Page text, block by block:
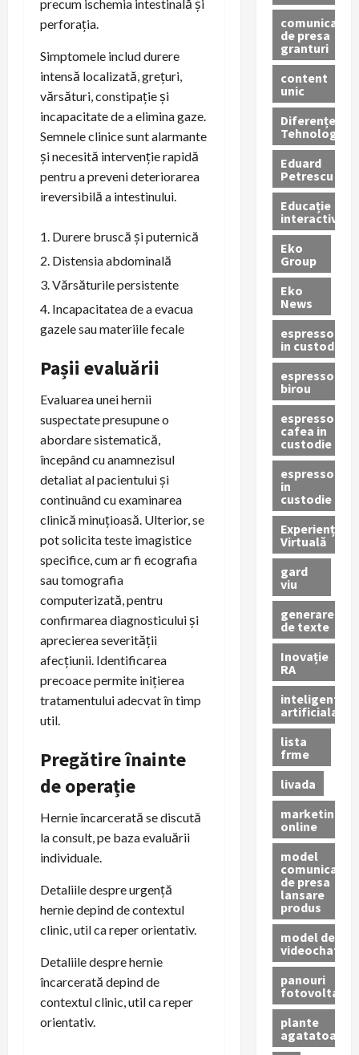
precum ischemia intestinală și
perforația.
Simptomele includ durere
intensă localizată, grețuri,
vărsături, constipație și
incapacitate de a elimina gaze.
Semnele clinice sunt alarmante
și necesită intervenție rapidă
pentru a preveni deteriorarea
ireversibilă a intestinului.
Durere bruscă și puternică
Distensia abdominală
Vărsăturile persistente
Incapacitatea de a evacua
gazele sau materiile fecale
Pașii evaluării
Evaluarea unei hernii
suspectate presupune o
abordare sistematică,
începând cu anamnezisul
detaliat al pacientului și
continuând cu examinarea
clinică minuțioasă. Ulterior, se
pot solicita teste imagistice
specifice, cum ar fi ecografia
sau tomografia
computerizată, pentru
confirmarea diagnosticului și
aprecierea severității
afecțiunii. Identificarea
precoace permite inițierea
tratamentului adecvat în timp
util.
Pregătire înainte
de operație
Hernie încarcerată se discută
la consult, pe baza evaluării
individuale.
Detaliile despre urgență
hernie depind de contextul
clinic, util ca reper orientativ.
Detaliile despre hernie
încarcerată depind de
contextul clinic, util ca reper
orientativ.
comunicate
de presa
granturi
content
unic
Diferențe
Tehnologice
Eduard
Petrescu
Educație
interactivă
Eko
Group
Eko
News
espressoare
in custodie
espressor
birou
espressor
cafea in
custodie
espressor
in
custodie
Experiență
Virtuală
gard
viu
generare
de texte
Inovație
RA
inteligenta
artificiala
lista
frme
livada
marketing
online
model
comunicat
de presa
lansare
produs
model de
videochat
panouri
fotovoltaice
plante
agatatoare